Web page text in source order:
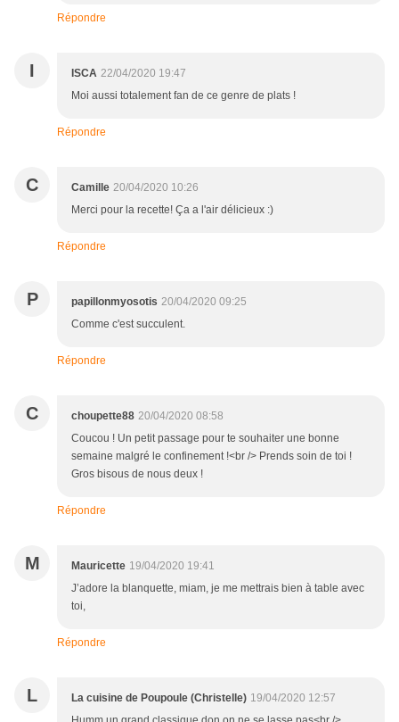
Répondre
I ISCA 22/04/2020 19:47
Moi aussi totalement fan de ce genre de plats !
Répondre
C Camille 20/04/2020 10:26
Merci pour la recette! Ça a l'air délicieux :)
Répondre
P papillonmyosotis 20/04/2020 09:25
Comme c'est succulent.
Répondre
C choupette88 20/04/2020 08:58
Coucou ! Un petit passage pour te souhaiter une bonne
semaine malgré le confinement !<br /> Prends soin de toi !
Gros bisous de nous deux !
Répondre
M Mauricette 19/04/2020 19:41
J’adore la blanquette, miam, je me mettrais bien à table avec
toi,
Répondre
L La cuisine de Poupoule (Christelle) 19/04/2020 12:57